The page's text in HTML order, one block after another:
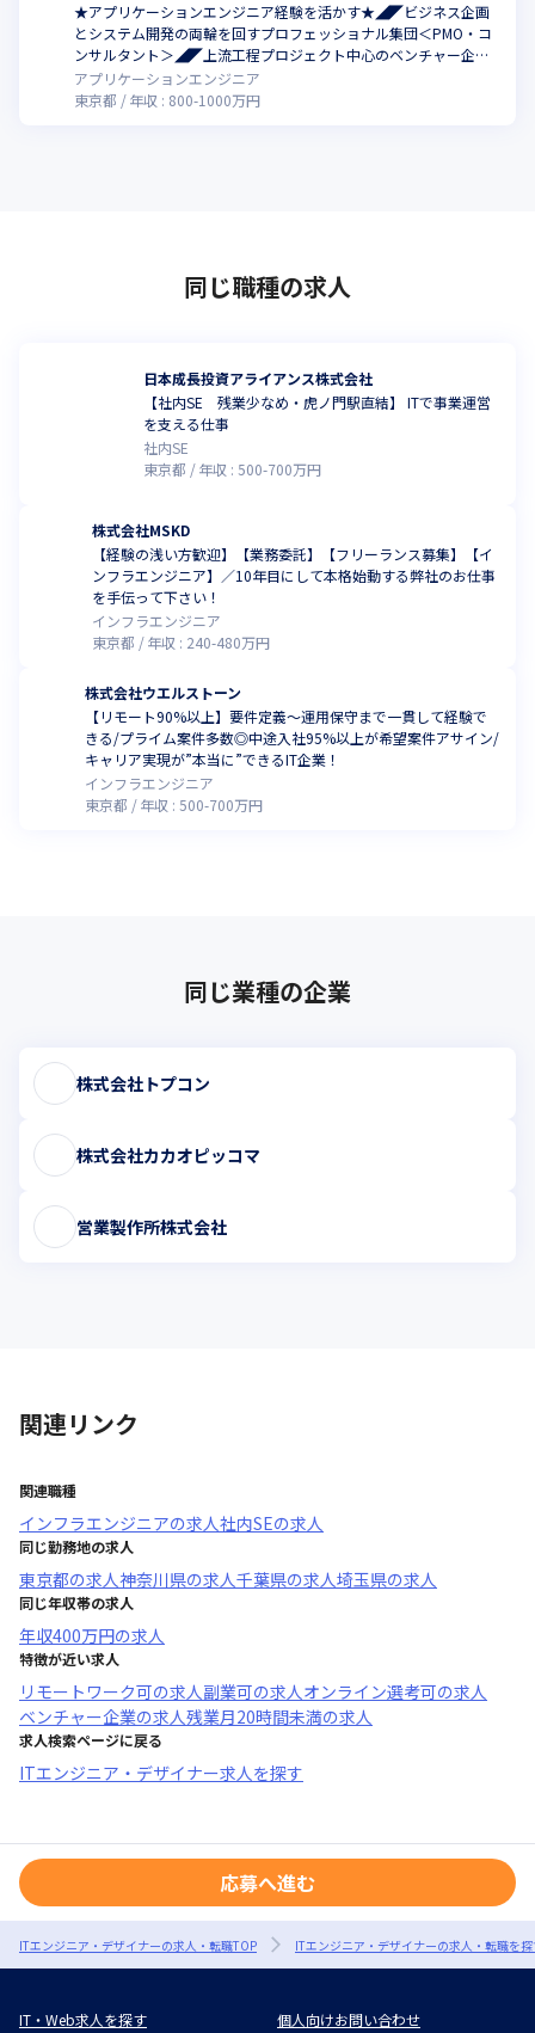
★アプリケーションエンジニア経験を活かす★◢◤ビジネス企画
とシステム開発の両輪を回すプロフェッショナル集団＜PMO・コ
ンサルタント＞◢◤上流工程プロジェクト中心のベンチャー企業
◢◤バイブリッド勤務
アプリケーションエンジニア
東京都
年収 : 800-1000万円
同じ職種の求人
日本成長投資アライアンス株式会社
【社内SE 残業少なめ・虎ノ門駅直結】 ITで事業運営
を支える仕事
社内SE
東京都
年収 :500-700万円
株式会社MSKD
【経験の浅い方歓迎】【業務委託】【フリーランス募集】【イ
ンフラエンジニア】／10年目にして本格始動する弊社のお仕事
を手伝って下さい！
インフラエンジニア
東京都
年収 : 240-480万円
株式会社ウエルストーン
【リモート90%以上】要件定義〜運用保守まで一貫して経験で
きる/プライム案件多数◎中途入社95%以上が希望案件アサイン/
キャリア実現が”本当に”できるIT企業！
インフラエンジニア
東京都
年収 :500-700万円
同じ業種の企業
株式会社トプコン
株式会社カカオピッコマ
営業製作所株式会社
関連リンク
関連職種
インフラエンジニアの求人社内SEの求人
同じ勤務地の求人
東京都の求人神奈川県の求人千葉県の求人埼玉県の求人
同じ年収帯の求人
年収400万円の求人
特徴が近い求人
リモートワーク可の求人副業可の求人オンライン選考可の求人
ベンチャー企業の求人残業月20時間未満の求人
求人検索ページに戻る
ITエンジニア・デザイナー求人を探す
応募へ進む
ITエンジニア・デザイナーの求人・転職TOP ITエンジニア・デザイナーの求人・転職を
IT・Web求人を探す 個人向けお問い合わせ